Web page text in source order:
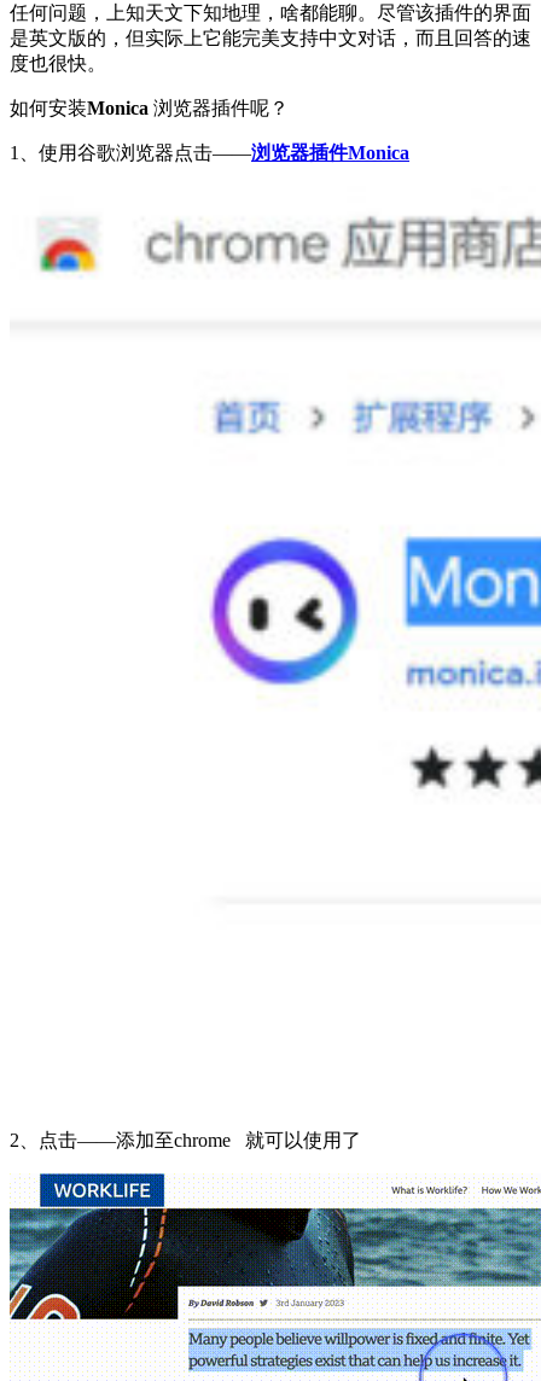
任何问题，上知天文下知地理，啥都能聊。尽管该插件的界面
是英文版的，但实际上它能完美支持中文对话，而且回答的速
度也很快。
如何安装Monica 浏览器插件呢？
1、使用谷歌浏览器点击——浏览器插件Monica
2、点击——添加至chrome 就可以使用了